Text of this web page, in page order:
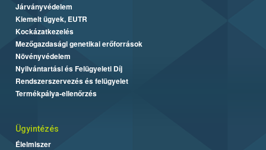
Járványvédelem
Kiemelt ügyek, EUTR
Kockázatkezelés
Mezőgazdasági genetikai erőforrások
Növényvédelem
Nyilvántartási és Felügyeleti Díj
Rendszerszervezés és felügyelet
Termékpálya-ellenőrzés
Ügyintézés
Élelmiszer